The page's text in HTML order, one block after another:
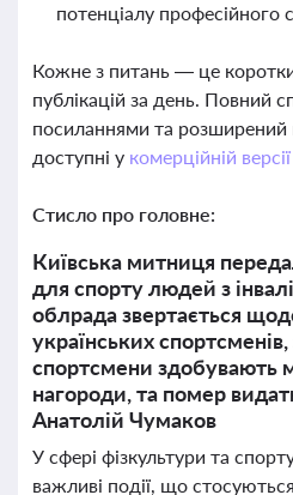
потенціалу професійного
Кожне з питань — це
публікацій за день. Повний
посиланнями та розширений
доступні у комерційній
Стисло про головне:
Київська митниця
для спорту людей з
облрада звертається
українських спортсменів,
спортсмени здобувають
нагороди, та помер
Анатолій Чумаков
У сфері фізкультури та
важливі події, що